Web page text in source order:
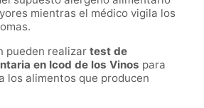
mientras el médico vigila los
pueden realizar test de
en Icod de los Vinos para
los alimentos que producen